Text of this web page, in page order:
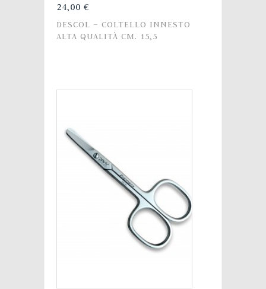
24,00 €
DESCOL – COLTELLO INNESTO
ALTA QUALITÀ CM. 15,5